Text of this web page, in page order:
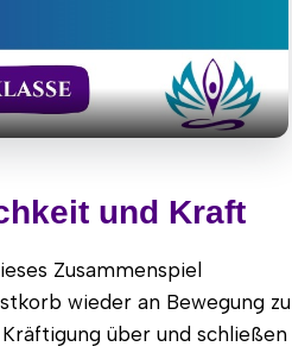
und Kraft
Zusammenspiel
wieder an Bewegung zu
über und schließen